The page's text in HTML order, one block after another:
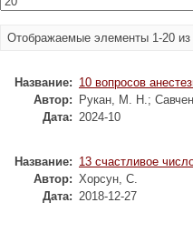
Отображаемые элементы 1-20 из
Название: 10 вопросов
Автор:
Рукан, М. Н.;
Дата: 2024-10
Название: 13 счастливое
Автор: Хорсун, С.
Дата: 2018-12-27